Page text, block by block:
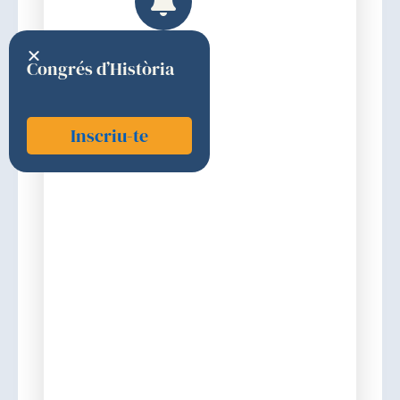
Congrés d’Història
Inscriu-te